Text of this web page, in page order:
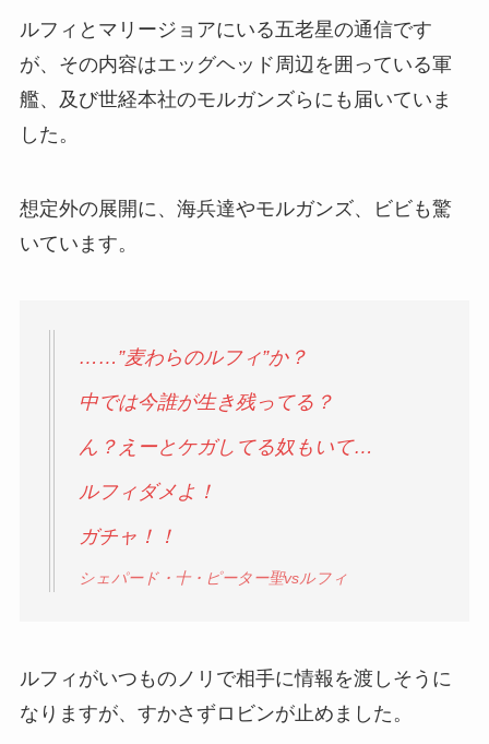
ルフィとマリージョアにいる五老星の通信です
が、その内容はエッグヘッド周辺を囲っている軍
艦、及び世経本社のモルガンズらにも届いていま
した。
想定外の展開に、海兵達やモルガンズ、ビビも驚
いています。
……”麦わらのルフィ”か？
中では今誰が生き残ってる？
ん？えーとケガしてる奴もいて…
ルフィダメよ！
ガチャ！！
シェパード・十・ピーター聖vsルフィ
ルフィがいつものノリで相手に情報を渡しそうに
なりますが、すかさずロビンが止めました。